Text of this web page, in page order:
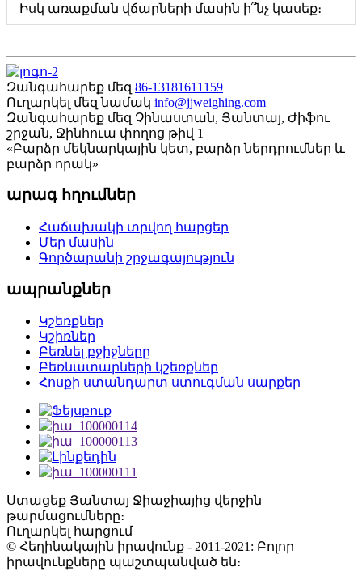
Իսկ առաքման վճարների մասին ի՞նչ կասեք։
Զանգահարեք մեզ 86-13181611159
Ուղարկել մեզ նամակ info@jjweighing.com
Զանգահարեք մեզ Չինաստան, Յանտայ, Ժիֆու
շրջան, Ջինհուա փողոց թիվ 1
«Բարձր մեկնարկային կետ, բարձր ներդրումներ և
բարձր որակ»
արագ հղումներ
Հաճախակի տրվող հարցեր
Մեր մասին
Գործարանի շրջագայություն
ապրանքներ
Կշեռքներ
Կշիռներ
Բեռնել բջիջները
Բեռնատարների կշեռքներ
Հոսքի ստանդարտ ստուգման սարքեր
Ստացեք Յանտայ Ջիաջիայից վերջին
թարմացումները։
Ուղարկել հարցում
© Հեղինակային իրավունք - 2011-2021: Բոլոր
իրավունքները պաշտպանված են։